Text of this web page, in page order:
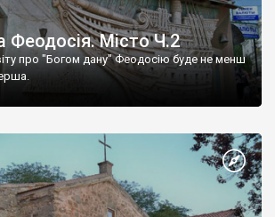
Феодосія. Місто Ч.2
про "Богом дану" Феодосію буде не менш